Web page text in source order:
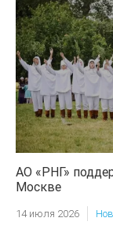
АО «РНГ»
Москве
14 июля 2026